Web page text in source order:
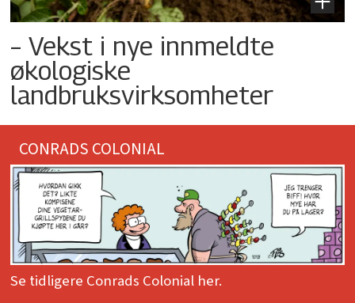
– Vekst i nye innmeldte
økologiske
landbruksvirksomheter
CONRADS COLONIAL
Se tidligere Conrads Colonial her.